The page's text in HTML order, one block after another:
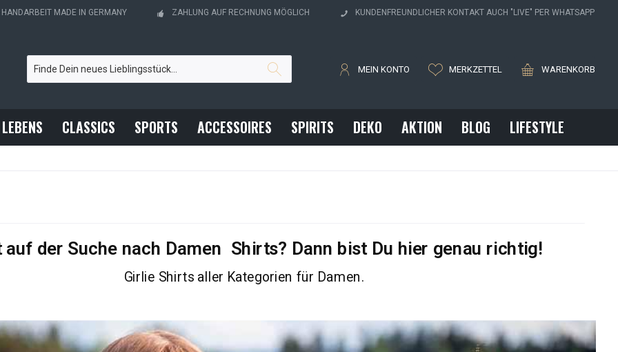
MADE IN GERMANY ZAHLUNG AUF RECHNUNG MÖGLICH KUNDENFREUNDLICHER KONTAKT AUCH "LIVE" PER WHATSAPP
WARENKORB
MERKZETTEL
MEIN KONTO
CLASSICS SPORTS ACCESSOIRES SPIRITS DEKO AKTION BLOG LIFESTYLE
auf der Suche nach Damen Shirts? Dann bist Du hier genau richtig!
Girlie Shirts aller Kategorien für Damen.